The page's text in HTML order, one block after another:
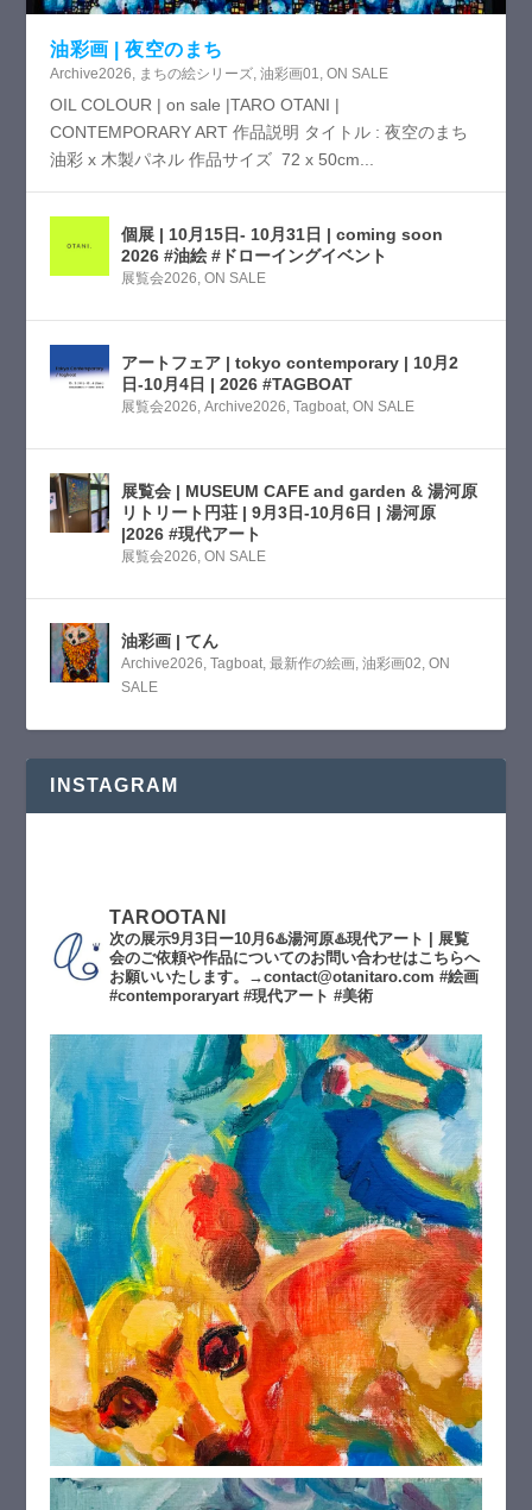
油彩画 | 夜空のまち
Archive2026, まちの絵シリーズ,油彩画01,ON SALE
OIL COLOUR | on sale |TARO OTANI |
CONTEMPORARY ART 作品説明 タイトル : 夜空のまち
油彩 x 木製パネル 作品サイズ 72 x 50cm...
個展 | 10月15日- 10月31日 | coming soon
2026 #油絵 #ドローイングイベント
展覧会2026,ON SALE
アートフェア | tokyo contemporary | 10月2
日-10月4日 | 2026 #TAGBOAT
展覧会2026,Archive2026,Tagboat,ON SALE
展覧会 | MUSEUM CAFE and garden & 湯河原
リトリート円荘 | 9月3日-10月6日 | 湯河原
|2026 #現代アート
展覧会2026,ON SALE
油彩画 | てん
Archive2026,Tagboat,最新作の絵画,油彩画02,ON
SALE
INSTAGRAM
TAROOTANI
次の展示9月3日ー10月6♨️湯河原♨️現代アート | 展覧
会のご依頼や作品についてのお問い合わせはこちらへ
お願いいたします。→contact@otanitaro.com #絵画
#contemporaryart #現代アート #美術